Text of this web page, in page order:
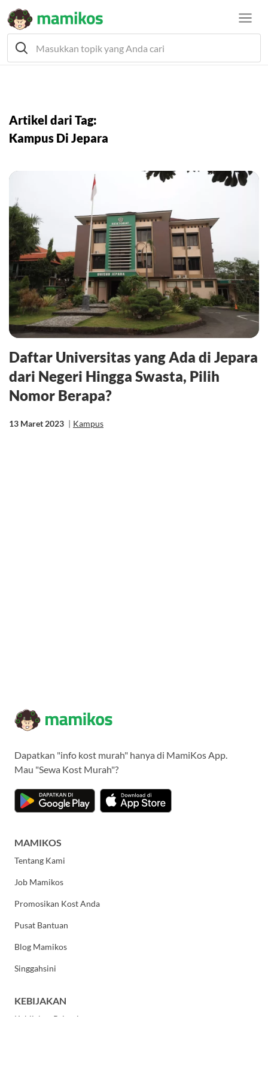
Artikel dari Tag:
Kampus Di Jepara
Daftar Universitas yang Ada di Jepara
dari Negeri Hingga Swasta, Pilih
Nomor Berapa?
13 Maret 2023 | Kampus
Dapatkan "info kost murah" hanya di MamiKos App.
Mau "Sewa Kost Murah"?
MAMIKOS
Tentang Kami
Job Mamikos
Promosikan Kost Anda
Pusat Bantuan
Blog Mamikos
Singgahsini
KEBIJAKAN
Kebijakan Privasi